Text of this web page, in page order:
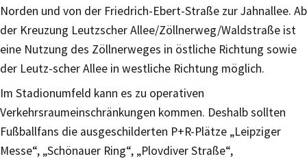
Norden und von der Friedrich-Ebert-Straße zur Jahnallee. Ab
der Kreuzung Leutzscher Allee/Zöllnerweg/Waldstraße ist
eine Nutzung des Zöllnerweges in östliche Richtung sowie
der Leutz-scher Allee in westliche Richtung möglich.
Im Stadionumfeld kann es zu operativen
Verkehrsraumeinschränkungen kommen. Deshalb sollten
Fußballfans die ausgeschilderten P+R-Plätze „Leipziger
Messe“, „Schönauer Ring“, „Plovdiver Straße“,